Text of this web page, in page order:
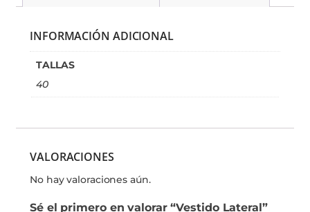
INFORMACIÓN ADICIONAL
TALLAS
40
VALORACIONES
No hay valoraciones aún.
Sé el primero en valorar “Vestido Lateral”